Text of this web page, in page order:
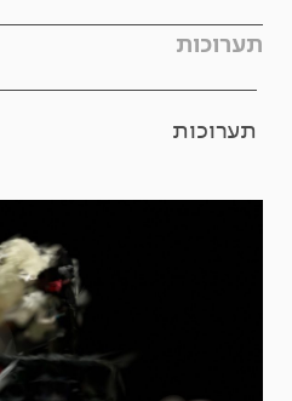
תערוכות
תערוכות